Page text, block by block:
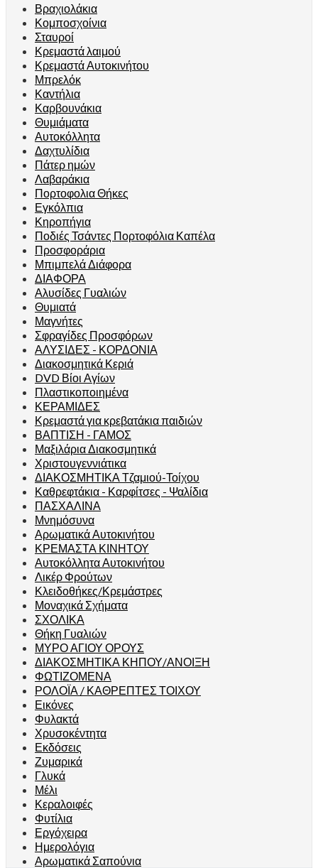
Βραχιολάκια
Κομποσχοίνια
Σταυροί
Κρεμαστά λαιμού
Κρεμαστά Αυτοκινήτου
Μπρελόκ
Καντήλια
Καρβουνάκια
Θυμιάματα
Αυτοκόλλητα
Δαχτυλίδια
Πάτερ ημών
Λαβαράκια
Πορτοφολια Θήκες
Εγκόλπια
Κηροπήγια
Ποδιές Τσάντες Πορτοφόλια Καπέλα
Προσφοράρια
Μπιμπελά Διάφορα
ΔΙΑΦΟΡΑ
Αλυσίδες Γυαλιών
Θυμιατά
Μαγνήτες
Σφραγίδες Προσφόρων
ΑΛΥΣΙΔΕΣ - ΚΟΡΔΟΝΙΑ
Διακοσμητικά Κεριά
DVD Βίοι Αγίων
Πλαστικοποιημένα
ΚΕΡΑΜΙΔΕΣ
Κρεμαστά για κρεβατάκια παιδιών
ΒΑΠΤΙΣΗ - ΓΑΜΟΣ
Μαξιλάρια Διακοσμητικά
Χριστουγεννιάτικα
ΔΙΑΚΟΣΜΗΤΙΚΑ Τζαμιού-Τοίχου
Καθρεφτάκια - Καρφίτσες - Ψαλίδια
ΠΑΣΧΑΛΙΝΑ
Μνημόσυνα
Αρωματικά Αυτοκινήτου
ΚΡΕΜΑΣΤΑ ΚΙΝΗΤΟΥ
Αυτοκόλλητα Αυτοκινήτου
Λικέρ Φρούτων
Κλειδοθήκες/Κρεμάστρες
Μοναχικά Σχήματα
ΣΧΟΛΙΚΑ
Θήκη Γυαλιών
ΜΥΡΟ ΑΓΙΟΥ ΟΡΟΥΣ
ΔΙΑΚΟΣΜΗΤΙΚΑ ΚΗΠΟΥ/ΑΝΟΙΞΗ
ΦΩΤΙΖΟΜΕΝΑ
ΡΟΛΟΪΑ / ΚΑΘΡΕΠΤΕΣ ΤΟΙΧΟΥ
Εικόνες
Φυλακτά
Χρυσοκέντητα
Εκδόσεις
Ζυμαρικά
Γλυκά
Μέλι
Κεραλοιφές
Φυτίλια
Εργόχειρα
Ημερολόγια
Αρωματικά Σαπούνια